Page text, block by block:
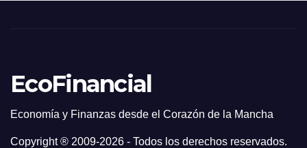
EcoFinancial
Economía y Finanzas desde el Corazón de la Mancha
Copyright ® 2009-2026 - Todos los derechos reservados.